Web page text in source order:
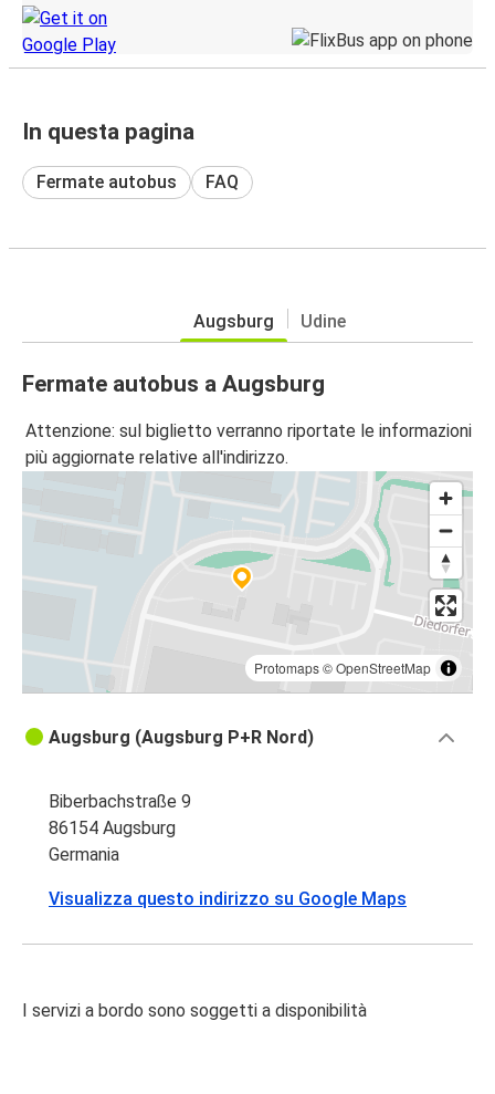
In questa pagina
Fermate autobus FAQ
Augsburg Udine
Fermate autobus a Augsburg
Attenzione: sul biglietto verranno riportate le informazioni
più aggiornate relative all'indirizzo.
Protomaps©OpenStreetMap
Augsburg (Augsburg P+R Nord)
Biberbachstraße 9
86154 Augsburg
Germania
Visualizza questo indirizzo su Google Maps
I servizi a bordo sono soggetti a disponibilità